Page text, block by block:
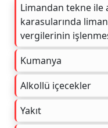
Limandan tekne ile
karasularında
vergilerinin
Kumanya
Alkollü içecekler
Yakıt